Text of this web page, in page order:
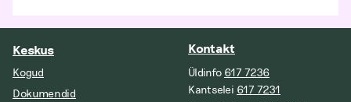
Keskus
Kogud
Dokumendid
Kontakt
Üldinfo 617 7236
Kantselei 617 7231